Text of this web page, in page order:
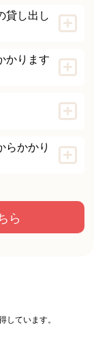
貸し出し
かります
らかかり
ら
しています。